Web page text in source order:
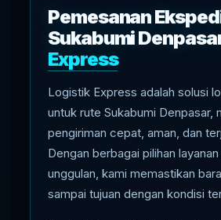
Pemesanan
Sukabumi
Express
Logistik Express adalah solusi
untuk rute Sukabumi Denpasar,
pengiriman cepat, aman, dan
Dengan berbagai pilihan
unggulan, kami memastikan
sampai tujuan dengan kondisi